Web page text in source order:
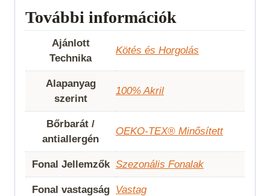
További információk
Ajánlott
Technika
Kötés és Horgolás
Alapanyag
szerint
100% Akril
Bőrbarát /
antiallergén
OEKO-TEX® Minősített
Fonal Jellemzők Szezonális Fonalak
Fonal vastagság Vastag